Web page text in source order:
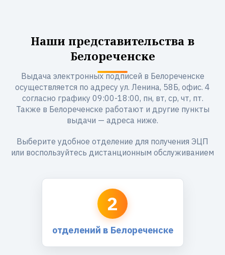
Наши представительства в
Белореченске
Выдача электронных подписей в Белореченске
осуществляется по адресу ул. Ленина, 58Б, офис. 4
согласно графику 09:00-18:00, пн, вт, ср, чт, пт.
Также в Белореченске работают и другие пункты
выдачи — адреса ниже.
Выберите удобное отделение для получения ЭЦП
или воспользуйтесь дистанционным обслуживанием
2
отделений в Белореченске